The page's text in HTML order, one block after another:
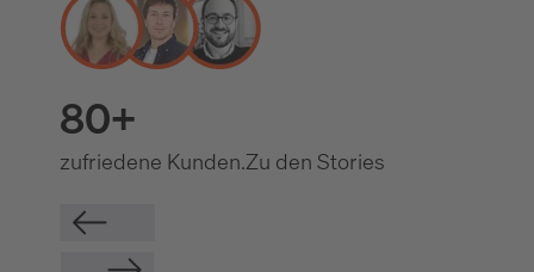
80+
zufriedene Kunden.Zu den Stories